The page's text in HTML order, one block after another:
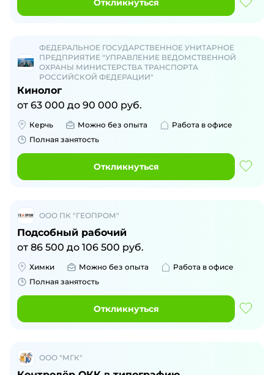
Откликнуться
ФЕДЕРАЛЬНОЕ ГОСУДАРСТВЕННОЕ УНИТАРНОЕ
ПРЕДПРИЯТИЕ "УПРАВЛЕНИЕ ВЕДОМСТВЕННОЙ
ОХРАНЫ МИНИСТЕРСТВА ТРАНСПОРТА
РОССИЙСКОЙ ФЕДЕРАЦИИ"
Кинолог
от 63 000 до 90 000 руб.
Керчь Можно без опыта
Работа в офисе
Полная занятость
Откликнуться
ООО ПК "ГЕОПРОМ"
Подсобный рабочий
от 86 500 до 106 500 руб.
Химки Можно без опыта
Работа в офисе
Полная занятость
Откликнуться
ООО "МГК"